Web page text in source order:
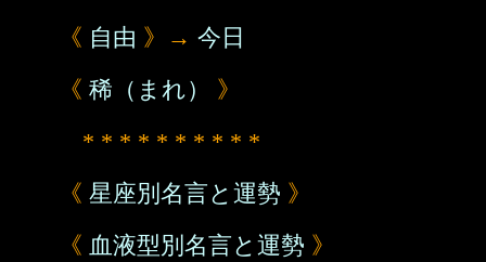
《 自由 》→ 今日
《 稀（まれ）
》
* * * * * * * * * *
《 星座別名言と運勢 》
《 血液型別名言と運勢 》